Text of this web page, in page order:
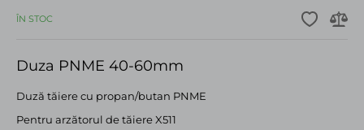
ÎN STOC
Duza PNME 40-60mm
Duză tăiere cu propan/butan PNME
Pentru arzătorul de tăiere X511